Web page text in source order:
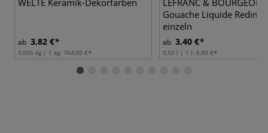
ab 3,82 €
0,005 kg | 1 kg: 764,00 €
Gouache Liquide
einzeln
ab 3,40 €
0,50 l | 1 l: 6,80 €